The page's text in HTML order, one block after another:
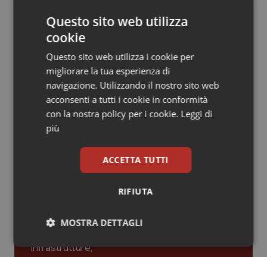
Veneto
Oncoematologia
Oncologia & Nutrizione
Psoriasi & pelle
Quotidiano Cardiologia
Quotidiano Chirurgia
Quotidiano Oncologia
“Hai la diarrea? Vai alla Casa della
Comunità!” Slogan rischioso per una
giusta campagna promozionale delle
nuove strutture territoriali.
Il contratto della sanità e i frutti
avvelenati del neocorporativismo
Ultime analisi e review da QS Pro
compliance, GDPR e Risk management
Questo sito web utilizza
cookie
Questo sito web utilizza i cookie per
migliorare la tua esperienza di
navigazione. Utilizzando il nostro sito web
acconsenti a tutti i cookie in conformità
con la nostra policy per i cookie. Leggi di
più
ACCETTA TUTTI
RIFIUTA
MOSTRA DETTAGLI
Necessari Statistici Marketing